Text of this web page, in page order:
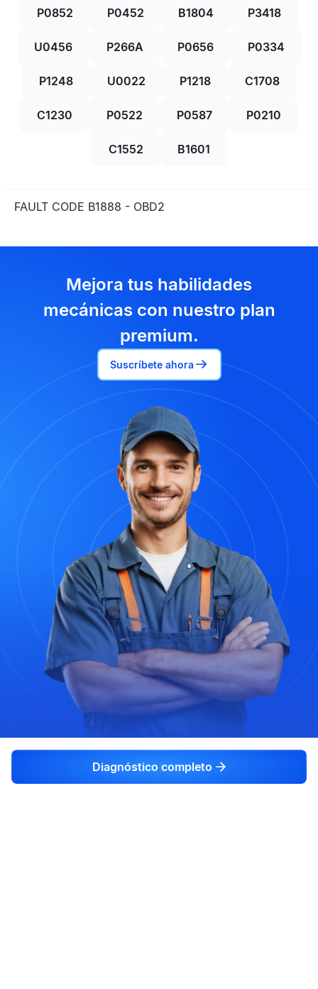
P0852 P0452 B1804 P3418
U0456 P266A P0656 P0334
P1248 U0022 P1218 C1708
C1230 P0522 P0587 P0210
C1552 B1601
FAULT CODE B1888 - OBD2
Mejora tus habilidades
mecánicas con nuestro plan
premium.
Suscríbete ahora
Diagnóstico completo